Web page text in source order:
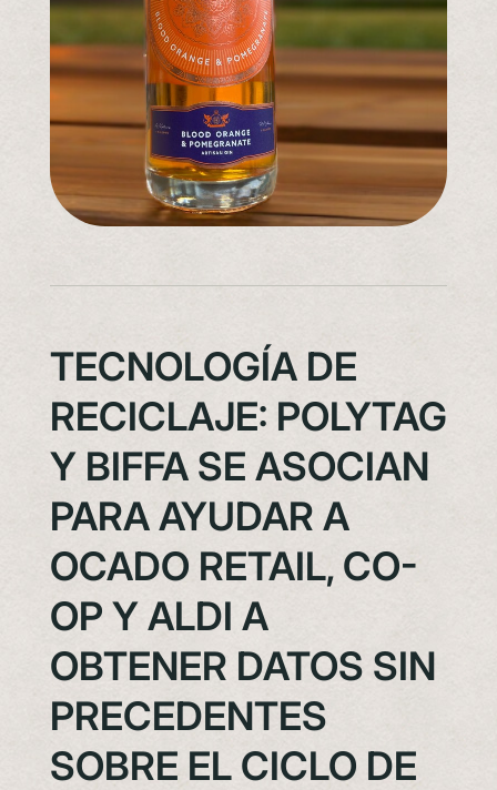
TECNOLOGÍA DE
RECICLAJE: POLYTAG
Y BIFFA SE ASOCIAN
PARA AYUDAR A
OCADO RETAIL, CO-
OP Y ALDI A
OBTENER DATOS SIN
PRECEDENTES
SOBRE EL CICLO DE